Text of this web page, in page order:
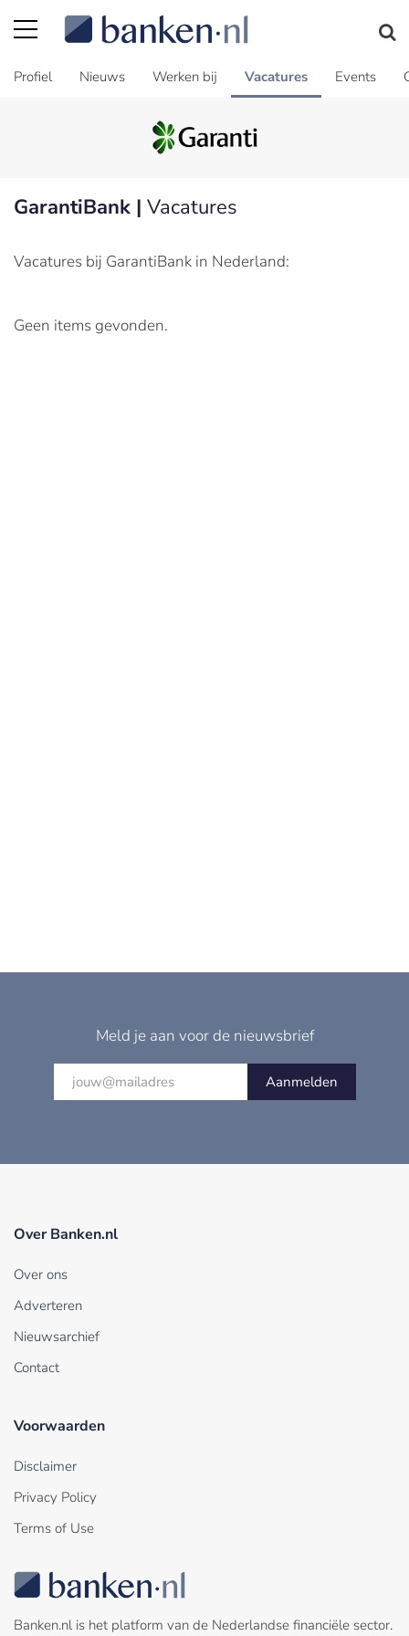
Profiel Nieuws Werken bij Vacatures Events
GarantiBank | Vacatures
Vacatures bij GarantiBank in Nederland:
Geen items gevonden.
Meld je aan voor de nieuwsbrief
Aanmelden
Over Banken.nl
Over ons
Adverteren
Nieuwsarchief
Contact
Voorwaarden
Disclaimer
Privacy Policy
Terms of Use
Banken.nl is het platform van de Nederlandse financiële sector.